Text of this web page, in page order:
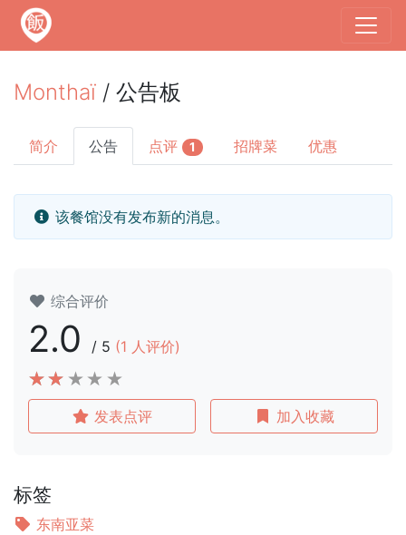
Monthaï / 公告板
简介 公告 点评 1 招牌菜 优惠
该餐馆没有发布新的消息。
综合评价
2.0 / 5 (1 人评价)
发表点评 加入收藏
标签
东南亚菜